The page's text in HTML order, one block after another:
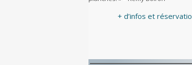
+ d’infos et